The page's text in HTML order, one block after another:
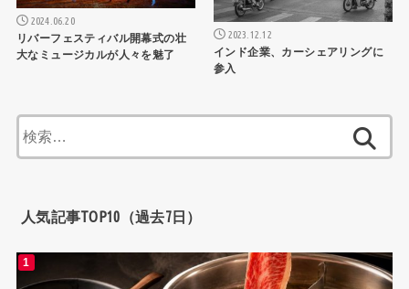
2024.06.20
リバーフェスティバル開幕式の壮
大なミュージカルが人々を魅了
2023.12.12
インド企業、カーシェアリングに
参入
索:
人気記事TOP10（過去7日）